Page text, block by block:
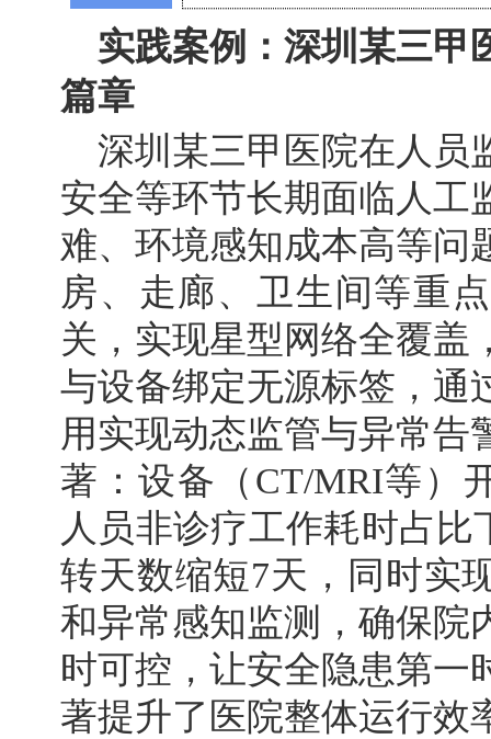
实践案例：深圳某三甲
篇章
深圳某三甲医院在人员
安全等环节长期面临人工
难、环境感知成本高等问
房、走廊、卫生间等重
关，实现星型网络全覆盖
与设备绑定无源标签，通
用实现动态监管与异常告
著：设备（CT/MRI等）
人员非诊疗工作耗时占比
转天数缩短7天，同时实
和异常感知监测，确保院
时可控，让安全隐患第一
著提升了医院整体运行效